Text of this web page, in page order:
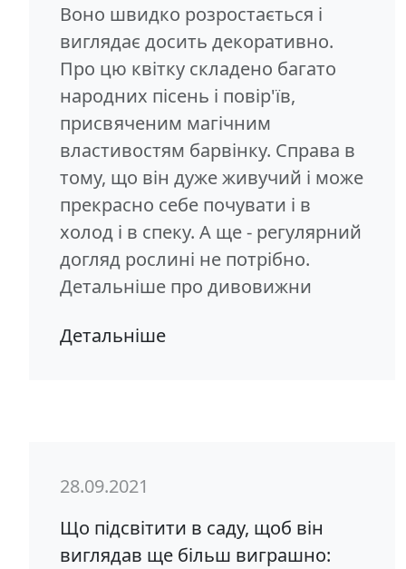
Воно швидко розростається і
виглядає досить декоративно.
Про цю квітку складено багато
народних пісень і повір'їв,
присвяченим магічним
властивостям барвінку. Справа в
тому, що він дуже живучий і може
прекрасно себе почувати і в
холод і в спеку. А ще - регулярний
догляд рослині не потрібно.
Детальніше про дивовижни
Детальніше
28.09.2021
Що підсвітити в саду, щоб він
виглядав ще більш виграшно: